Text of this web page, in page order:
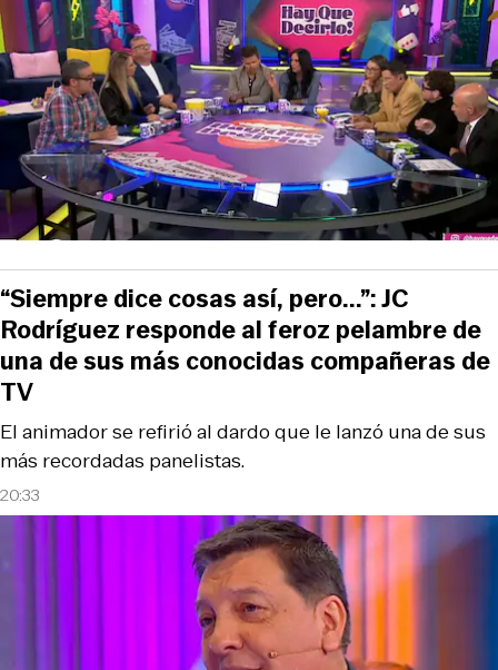
20:33
El animador se refirió al dardo que le lanzó una de sus
más recordadas panelistas.
“Siempre dice cosas así, pero...”: JC
Rodríguez responde al feroz pelambre de
una de sus más conocidas compañeras de
TV